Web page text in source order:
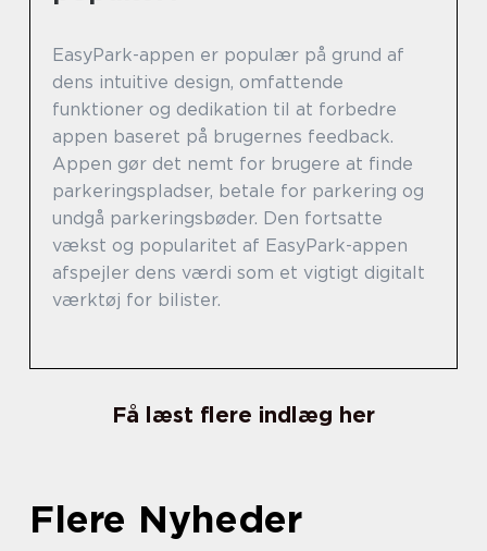
EasyPark-appen er populær på grund af
dens intuitive design, omfattende
funktioner og dedikation til at forbedre
appen baseret på brugernes feedback.
Appen gør det nemt for brugere at finde
parkeringspladser, betale for parkering og
undgå parkeringsbøder. Den fortsatte
vækst og popularitet af EasyPark-appen
afspejler dens værdi som et vigtigt digitalt
værktøj for bilister.
Få læst flere indlæg her
Flere Nyheder